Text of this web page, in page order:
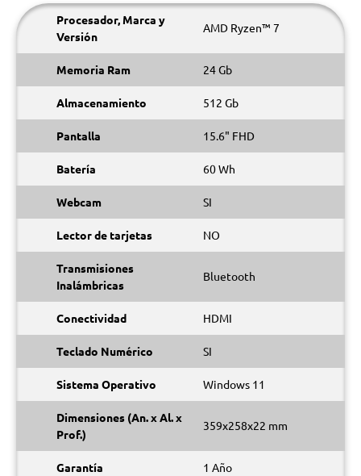
Procesador, Marca y
Versión
AMD Ryzen™ 7
Memoria Ram 24 Gb
Almacenamiento 512 Gb
Pantalla 15.6" FHD
Batería 60 Wh
Webcam SI
Lector de tarjetas NO
Transmisiones
Inalámbricas
Bluetooth
Conectividad HDMI
Teclado Numérico SI
Sistema Operativo Windows 11
Dimensiones (An. x Al. x
Prof.)
359x258x22 mm
Garantía 1 Año